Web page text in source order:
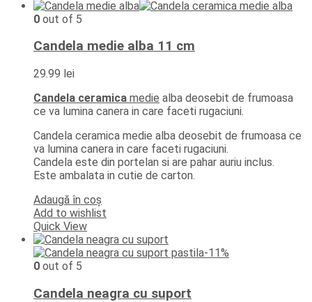
0 out of 5
Candela medie alba 11 cm
29.99 lei
Candela ceramica medie alba deosebit de frumoasa
ce va lumina canera in care faceti rugaciuni.
Candela ceramica medie alba deosebit de frumoasa ce
va lumina canera in care faceti rugaciuni.
Candela este din portelan si are pahar auriu inclus.
Este ambalata in cutie de carton.
Adaugă în coș
Add to wishlist
Quick View
-11%
0 out of 5
Candela neagra cu suport